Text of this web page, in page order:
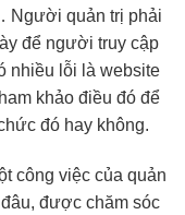
Người quản trị phải
để người truy cập
nhiều lỗi là website
khảo điều đó để
đó hay không.
công việc của quản
được chăm sóc